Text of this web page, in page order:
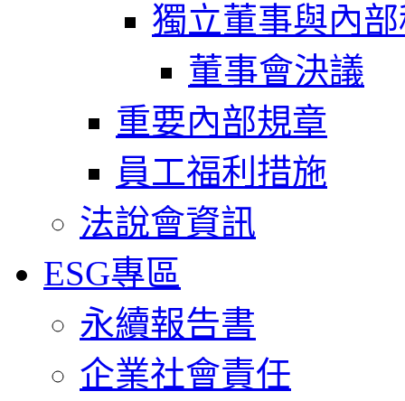
獨立董事與內
董事會決議
重要內部規章
員工福利措施
法說會資訊
ESG專區
永續報告書
企業社會責任